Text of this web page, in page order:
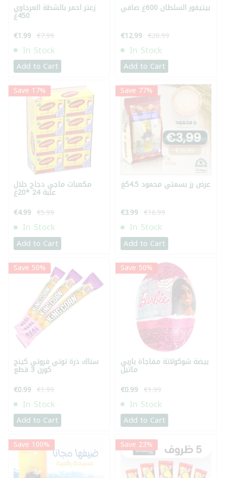
زعتر احمر بالشطة العرجاوي
450غ
€1.99 €7.99
In Stock
Add to Cart
بيتيفور السلطان 600غ صافي
€12.99 €20.99
In Stock
Add to Cart
Save 17%
مكعبات ماجي دجاج حلال
علبة 24 *20غ
€4.99 €5.99
In Stock
Add to Cart
Save 77%
عرض رز بسمتي محمود 4.5كغ
€3.99 €16.99
In Stock
Add to Cart
Save 50%
سناك ذرة توتي فروتي كينج
كورن 3 قطع
€0.99 €1.99
In Stock
Add to Cart
Save 50%
بيضة شوكولاتة مفاجأة باربي
ماتيل
€0.99 €1.99
In Stock
Add to Cart
Save 100% Save 23%